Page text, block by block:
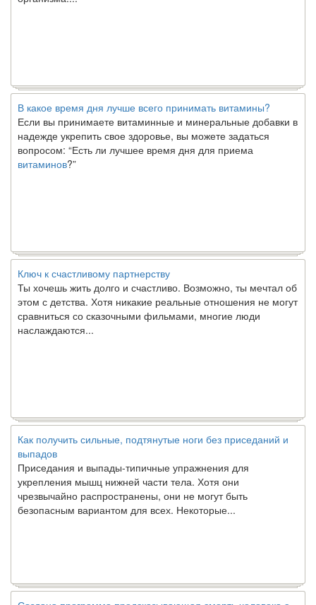
В какое время дня лучше всего принимать витамины?
Если вы принимаете витаминные и минеральные добавки в
надежде укрепить свое здоровье, вы можете задаться
вопросом: “Есть ли лучшее время дня для приема
витаминов ?”
Ключ к счастливому партнерству
Ты хочешь жить долго и счастливо. Возможно, ты мечтал об
этом с детства. Хотя никакие реальные отношения не могут
сравниться со сказочными фильмами, многие люди
наслаждаются...
Как получить сильные, подтянутые ноги без приседаний и
выпадов
Приседания и выпады-типичные упражнения для
укрепления мышц нижней части тела. Хотя они
чрезвычайно распространены, они не могут быть
безопасным вариантом для всех. Некоторые...
Создана программа предсказывающая смерть человека с